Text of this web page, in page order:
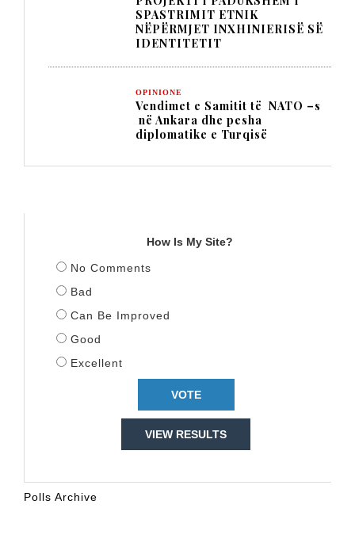
SPASTRIMIT ETNIK
NËPËRMJET INXHINIERISË SË
IDENTITETIT
OPINIONE
Vendimet e Samitit të NATO –s
në Ankara dhe pesha
diplomatike e Turqisë
How Is My Site?
No Comments
Bad
Can Be Improved
Good
Excellent
VIEW RESULTS
Polls Archive